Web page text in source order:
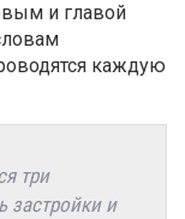
и главой
каждую
три
застройки и